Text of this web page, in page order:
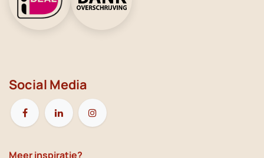
Social Media
Meer inspiratie?